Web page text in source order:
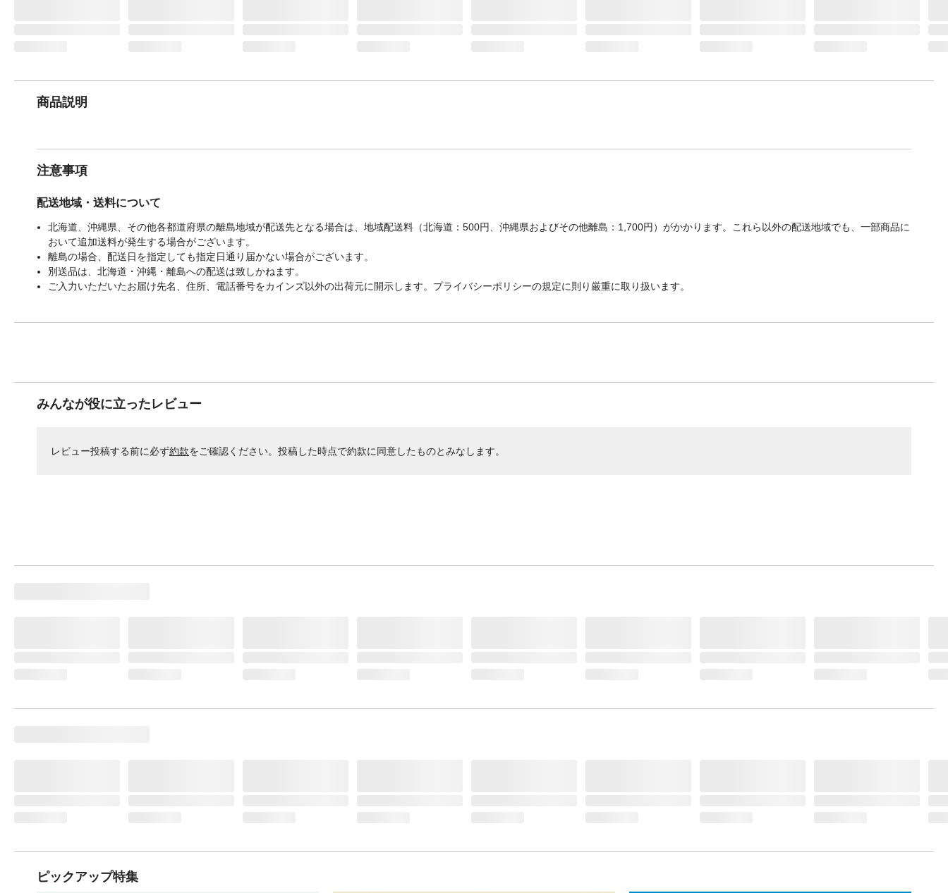
商品説明
注意事項
配送地域・送料について
北海道、沖縄県、その他各都道府県の離島地域が配送先となる場合は、地域配送料（北海道：500円、沖縄県およびその他離島：1,700円）がかかります。これら以外の配送地域でも、一部商品に
おいて追加送料が発生する場合がございます。
離島の場合、配送日を指定しても指定日通り届かない場合がございます。
別送品は、北海道・沖縄・離島への配送は致しかねます。
ご入力いただいたお届け先名、住所、電話番号をカインズ以外の出荷元に開示します。プライバシーポリシーの規定に則り厳重に取り扱います。
みんなが役に立ったレビュー
レビュー投稿する前に必ず約款をご確認ください。投稿した時点で約款に同意したものとみなします。
ピックアップ特集